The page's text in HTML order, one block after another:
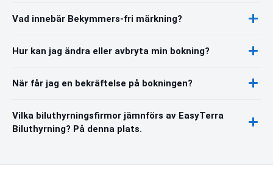
Vad innebär Bekymmers-fri märkning?
Hur kan jag ändra eller avbryta min bokning?
När får jag en bekräftelse på bokningen?
Vilka biluthyrningsfirmor jämnförs av EasyTerra
Biluthyrning? På denna plats.